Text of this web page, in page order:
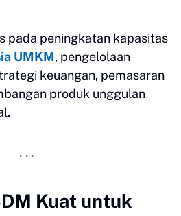
pada peningkatan kapasitas
UMKM, pengelolaan
keuangan, pemasaran
produk unggulan
Kuat untuk